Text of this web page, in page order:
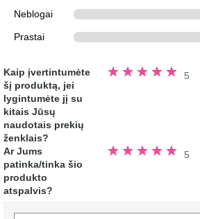
Neblogai
Prastai
Kaip įvertintumėte
šį produktą, jei
lygintumėte jį su
kitais Jūsų
naudotais prekių
ženklais?
5
Įvertinta
5.0
Ar Jums
patinka/tinka šio
produkto
atspalvis?
5
Įvertinta
5.0